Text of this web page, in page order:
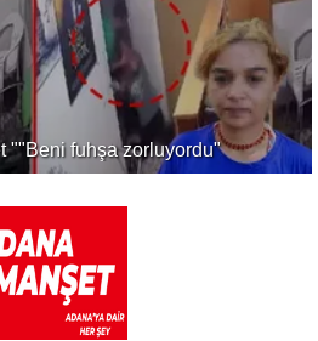
""Beni fuhşa zorluyordu"